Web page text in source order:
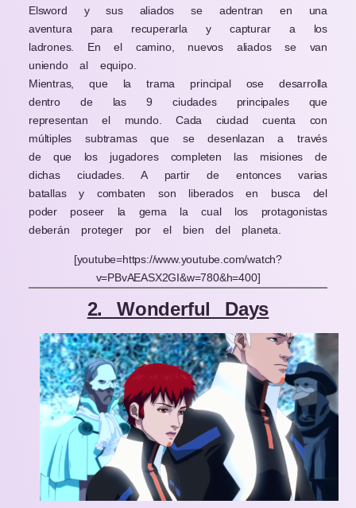
Elsword y sus aliados se adentran en una
aventura para recuperarla y capturar a los
ladrones. En el camino, nuevos aliados se van
uniendo al equipo.
Mientras, que la trama principal ose desarrolla
dentro de las 9 ciudades principales que
representan el mundo. Cada ciudad cuenta con
múltiples subtramas que se desenlazan a través
de que los jugadores completen las misiones de
dichas ciudades. A partir de entonces varias
batallas y combaten son liberados en busca del
poder poseer la gema la cual los protagonistas
deberán proteger por el bien del planeta.
[youtube=https://www.youtube.com/watch?
v=PBvAEASX2GI&w=780&h=400]
2. Wonderful Days